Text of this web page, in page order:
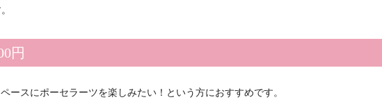
円
ースにポーセラーツを楽しみたい！という方におすすめです。